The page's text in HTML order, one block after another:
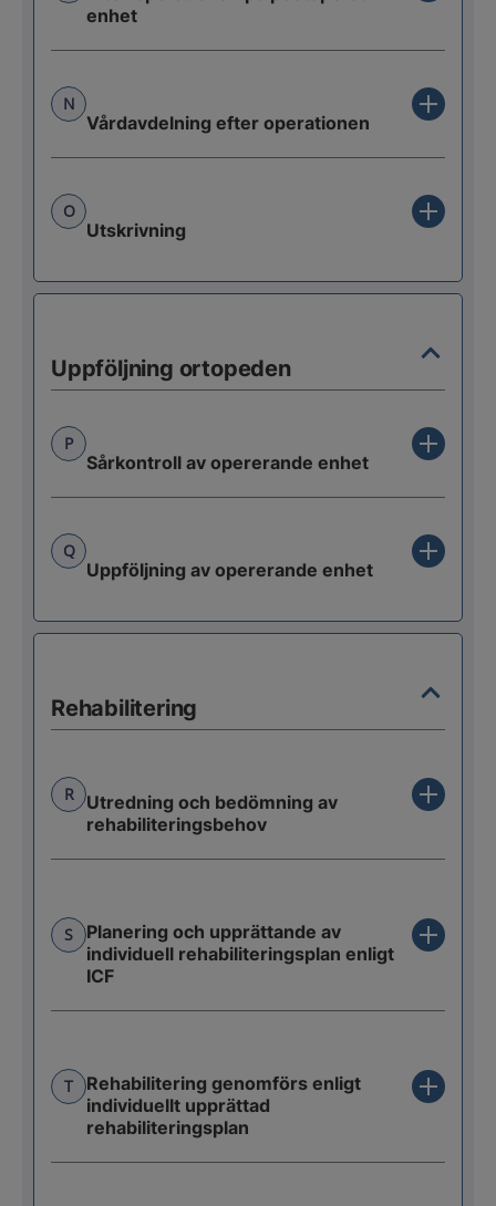
enhet
N
Vårdavdelning efter operationen
O
Utskrivning
Uppföljning ortopeden
P
Sårkontroll av opererande enhet
Q
Uppföljning av opererande enhet
Rehabilitering
R
Utredning och bedömning av
rehabiliteringsbehov
S
Planering och upprättande av
individuell rehabiliteringsplan enligt
ICF
T
Rehabilitering genomförs enligt
individuellt upprättad
rehabiliteringsplan